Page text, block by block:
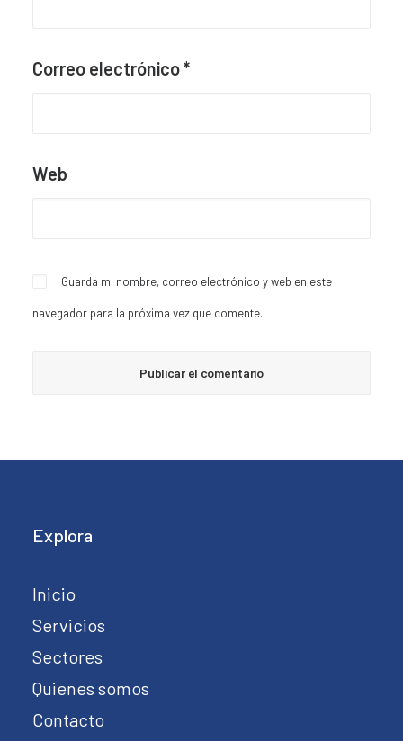
Correo electrónico*
Web
Guarda mi nombre, correo electrónico y web en este
navegador para la próxima vez que comente.
Explora
Inicio
Servicios
Sectores
Quienes somos
Contacto